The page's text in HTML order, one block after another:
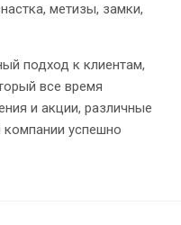
метизы, замки,
подход к клиентам,
все время
и акции, различные
успешно